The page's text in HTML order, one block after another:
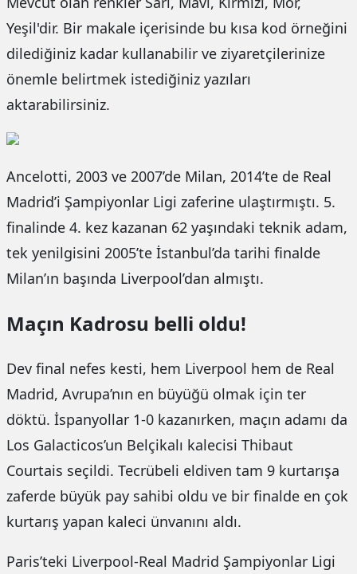
Yeşil'dir. Bir makale içerisinde bu kısa kod örneğini
dilediğiniz kadar kullanabilir ve ziyaretçilerinize
önemle belirtmek istediğiniz yazıları
aktarabilirsiniz.
Ancelotti, 2003 ve 2007’de Milan, 2014’te de Real
Madrid’i Şampiyonlar Ligi zaferine ulaştırmıştı. 5.
finalinde 4. kez kazanan 62 yaşındaki teknik adam,
tek yenilgisini 2005’te İstanbul’da tarihi finalde
Milan’ın başında Liverpool’dan almıştı.
Maçın Kadrosu belli oldu!
Dev final nefes kesti, hem Liverpool hem de Real
Madrid, Avrupa’nın en büyüğü olmak için ter
döktü. İspanyollar 1-0 kazanırken, maçın adamı da
Los Galacticos’un Belçikalı kalecisi Thibaut
Courtais seçildi. Tecrübeli eldiven tam 9 kurtarışa
zaferde büyük pay sahibi oldu ve bir finalde en çok
kurtarış yapan kaleci ünvanını aldı.
Paris’teki Liverpool-Real Madrid Şampiyonlar Ligi